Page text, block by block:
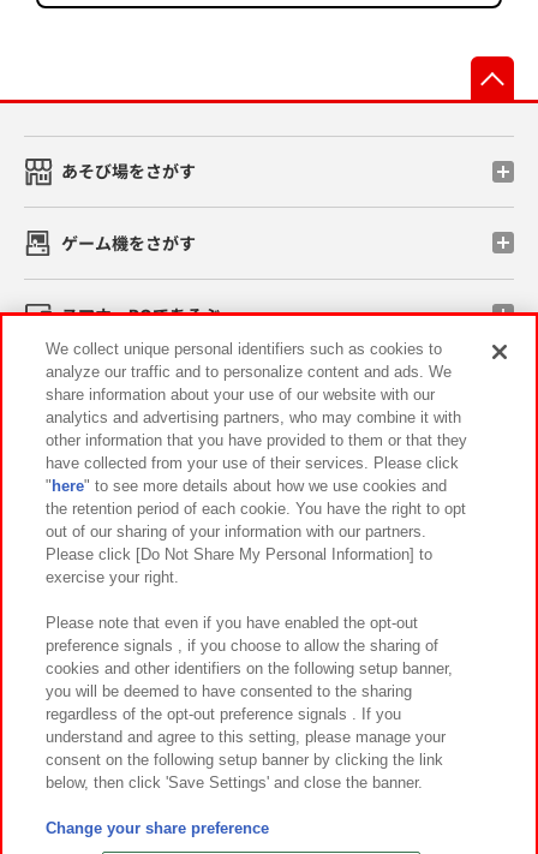
あそび場をさがす
ゲーム機をさがす
スマホ・PCであそぶ
イベント・キャンペーン
関連会社 サステナビリティ サイトポリシー
プライバシーポリシー ウェブアクセシビリティ方針と検証結果
お取引先さまとともに
カスタマーハラスメント対応方針 よくあるご質問・お問い合わせ
©Bandai Namco Amusement Inc.
©Bandai Namco Amusement Lab Inc.
We collect unique personal identifiers such as cookies to
analyze our traffic and to personalize content and ads. We
share information about your use of our website with our
analytics and advertising partners, who may combine it with
other information that you have provided to them or that they
have collected from your use of their services. Please click
" here" to see more details about how we use cookies and
the retention period of each cookie. You have the right to opt
out of our sharing of your information with our partners.
Please click [Do Not Share My Personal Information] to
exercise your right.
Please note that even if you have enabled the opt-out
preference signals , if you choose to allow the sharing of
cookies and other identifiers on the following setup banner,
you will be deemed to have consented to the sharing
regardless of the opt-out preference signals . If you
understand and agree to this setting, please manage your
consent on the following setup banner by clicking the link
below, then click 'Save Settings' and close the banner.
Change your share preference